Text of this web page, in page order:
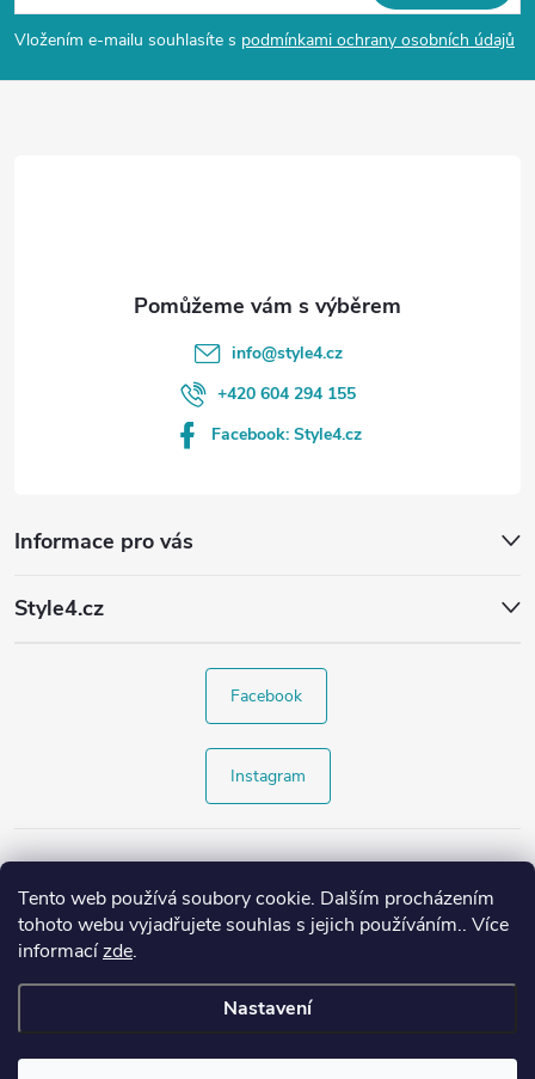
Tento web používá soubory cookie. Dalším procházením
tohoto webu vyjadřujete souhlas s jejich používáním.. Více
informacízde.
Nastavení
p
a
Vložením e-mailu souhlasíte s podmínkami ochrany osobních údajů
Informace pro vás
Style4.cz
info@style4.cz
+420 604 294 155
Facebook: Style4.cz
Facebook
Instagram
Copyright 2026Style4.cz. Všechna práva vyhrazena.